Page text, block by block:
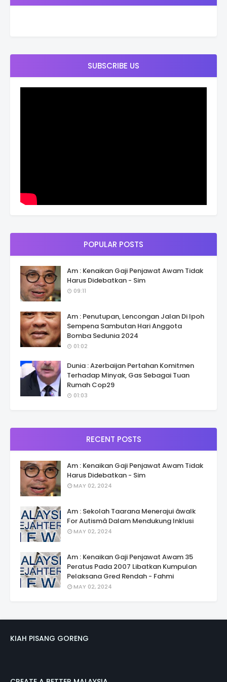
SUBSCRIBE US
POPULAR POSTS
Am : Kenaikan Gaji Penjawat Awam Tidak
Harus Didebatkan - Sim
09:11
Am : Penutupan, Lencongan Jalan Di Ipoh
Sempena Sambutan Hari Anggota
Bomba Sedunia 2024
01:02
Dunia : Azerbaijan Pertahan Komitmen
Terhadap Minyak, Gas Sebagai Tuan
Rumah Cop29
01:03
RECENT POSTS
Am : Kenaikan Gaji Penjawat Awam Tidak
Harus Didebatkan - Sim
MAY 02, 2024
Am : Sekolah Taarana Menerajui âwalk
For Autismâ Dalam Mendukung Inklusi
MAY 02, 2024
Am : Kenaikan Gaji Penjawat Awam 35
Peratus Pada 2007 Libatkan Kumpulan
Pelaksana Gred Rendah - Fahmi
MAY 02, 2024
KIAH PISANG GORENG